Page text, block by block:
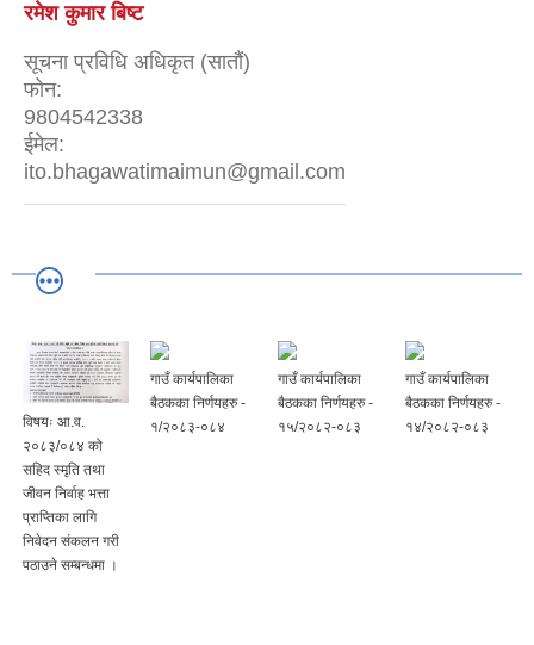
रमेश कुमार बिष्ट
सूचना प्रविधि अधिकृत (सातौं)
फोन:
9804542338
ईमेल:
ito.bhagawatimaimun@gmail.com
विषयः आ.व.
२०८३/०८४ को
सहिद स्मृति तथा
जीवन निर्वाह भत्ता
प्राप्तिका लागि
निवेदन संकलन गरी
पठाउने सम्बन्धमा ।
गाउँ कार्यपालिका
बैठकका निर्णयहरु -
१/२०८३-०८४
गाउँ कार्यपालिका
बैठकका निर्णयहरु -
१५/२०८२-०८३
गाउँ कार्यपालिका
बैठकका निर्णयहरु -
१४/२०८२-०८३